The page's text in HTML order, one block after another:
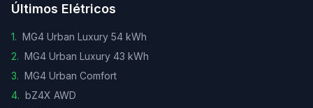
Últimos Elétricos
1. MG4 Urban Luxury 54 kWh
2. MG4 Urban Luxury 43 kWh
3. MG4 Urban Comfort
4. bZ4X AWD